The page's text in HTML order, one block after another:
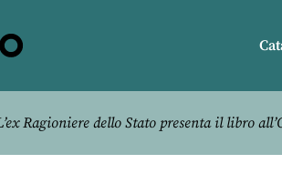
Ragioniere dello Stato presenta il libro